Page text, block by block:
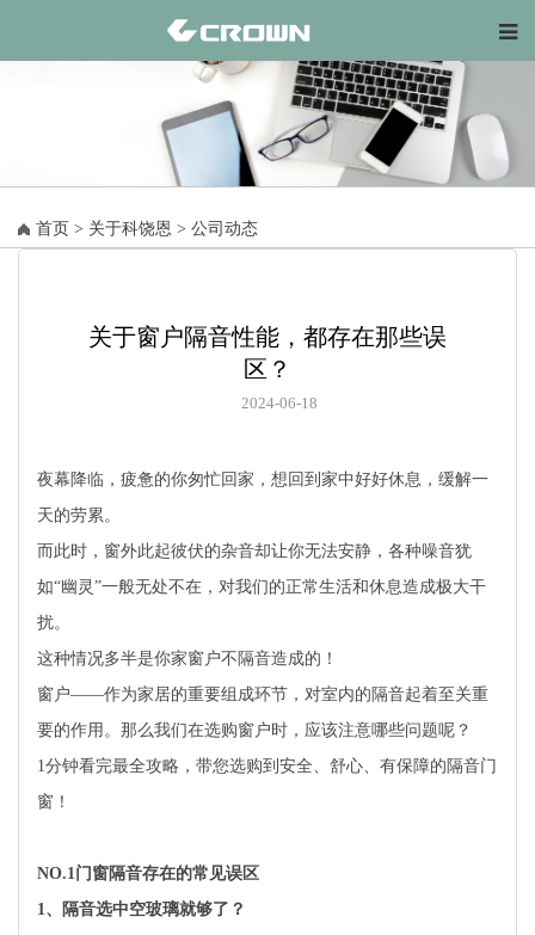
首页 > 关于科饶恩 > 公司动态
关于窗户隔音性能，都存在那些误
区？
2024-06-18
夜幕降临，疲惫的你匆忙回家，想回到家中好好休息，缓解一
天的劳累。
而此时，窗外此起彼伏的杂音却让你无法安静，各种噪音犹
如“幽灵”一般无处不在，对我们的正常生活和休息造成极大干
扰。
这种情况多半是你家窗户不隔音造成的！
窗户——作为家居的重要组成环节，对室内的隔音起着至关重
要的作用。那么我们在选购窗户时，应该注意哪些问题呢？
1分钟看完最全攻略，带您选购到安全、舒心、有保障的隔音门
窗！
NO.1门窗隔音存在的常见误区
1、隔音选中空玻璃就够了？